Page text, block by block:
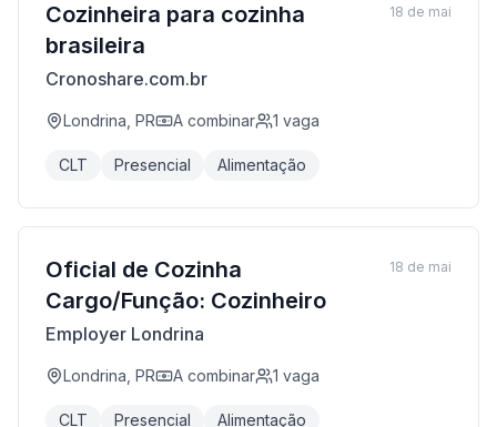
Cozinheira para cozinha
brasileira
Cronoshare.com.br
Londrina, PR A combinar 1 vaga
CLT Presencial Alimentação
18 de mai
Oficial de Cozinha
Cargo/Função: Cozinheiro
Employer Londrina
Londrina, PR A combinar 1 vaga
CLT Presencial Alimentação
18 de mai